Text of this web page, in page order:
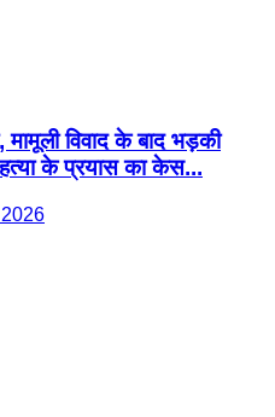
मामूली विवाद के बाद भड़की
के प्रयास का केस...